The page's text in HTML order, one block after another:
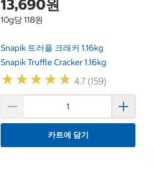
13,690원
10g당 118원
Snapik 트러플 크래커 1.16kg
Snapik Truffle Cracker 1.16kg
★★★★★
★★★★★ 4.7 (159)
카트에 담기